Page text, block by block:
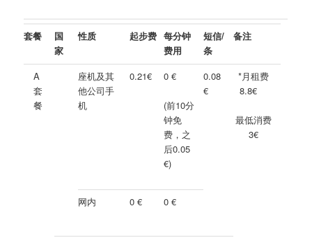
套餐
国
家
性质 起步费 每分钟
费用
短信/
条
备注
A
套
餐
座机及其
他公司手
机
0.21€ 0 €
(前10分
钟免
费，之
后0.05
€)
0.08
€
*月租费
8.8€
最低消费
3€
网内 0 € 0 €